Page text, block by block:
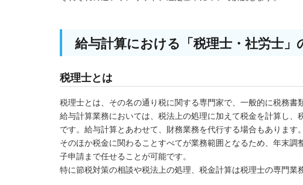
給与計算における「税理士・社労士」
税理士とは
税理士とは、その名の通り税に関する専門家で、一般的に税務書
給与計算業務においては、税法上の処理に加えて税金を計算し
です。給与計算とあわせて、財務業務を代行する場合もあります。
そのほか税金に関わることすべてが業務範囲となるため、年末
子申請まで任せることが可能です。
特に節税対策の相談や税法上の処理、税金計算は税理士の専門業